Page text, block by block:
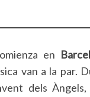
en
van a la par.
dels